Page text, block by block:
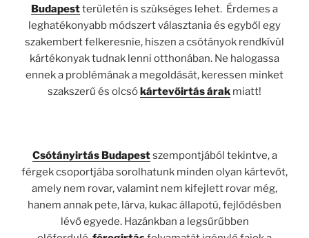
Budapestterületén is szükséges lehet. Érdemes a
leghatékonyabb módszert választania és egyből egy
szakembert felkeresnie, hiszen a csótányok rendkívül
kártékonyak tudnak lenni otthonában. Ne halogassa
ennek a problémának a megoldását, keressen minket
szakszerű és olcsó kártevőirtás árak miatt!
Csótányirtás Budapestszempontjából tekintve, a
férgek csoportjába sorolhatunk minden olyan kártevőt,
amely nem rovar, valamint nem kifejlett rovar még,
hanem annak pete, lárva, kukac állapotú, fejlődésben
lévő egyede. Hazánkban a legsűrűbben